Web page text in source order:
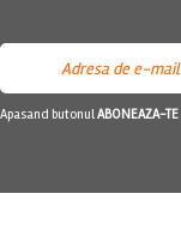
Apasand butonulABONEAZA-TE